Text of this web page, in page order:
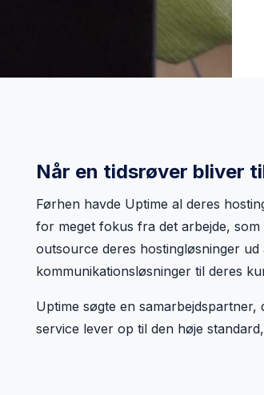
Når en tidsrøver bliver
Førhen havde Uptime al deres
for meget fokus fra det arbejde,
outsource deres hostingløsninger
kommunikationsløsninger til deres
Uptime søgte en
service lever op til den høje